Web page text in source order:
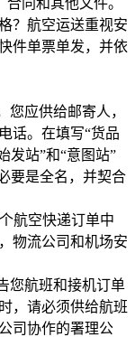
？航空运送重视安
件单票单发，并依
您应供给邮寄人，
话。在填写“货品
发站”和“意图站”
要是全名，并契合
航空快递订单中
物流公司和机场安
您航班和接机订单
，请必须供给航班
司协作的署理公